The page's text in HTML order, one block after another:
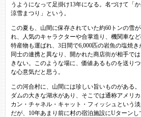
うようになって足掛け13年になる。名づけて「
涼雪まつり」という。
この夏も、山間に保存されていた約60トンの雪
れ、人気のキャラクターや合掌造り、機関車など
特産物も運ばれ、3日間で6,000匹の岩魚の塩焼
同士の連携と異なり、開かれた商店街が相手で
きない。このような場に、価値あるものを送り
な心意気だと思う。
この河合村に、山間には珍しい旨いものがある
ダムの大きな湖水があり、そこでは通称アメリ
カン・チャネル・キャット・フィッシュという
だが、10年あまり前に村の宿泊施設にUターン